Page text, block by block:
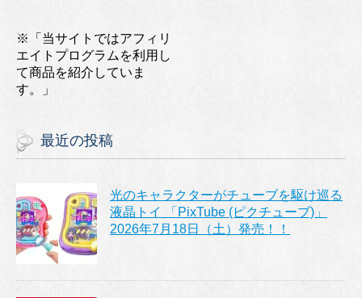
※「当サイトではアフィリ
エイトプログラムを利用し
て商品を紹介していま
す。」
最近の投稿
光のキャラクターがチューブを駆け巡る
液晶トイ 「PixTube (ピクチューブ)」
2026年7月18日（土）発売！！